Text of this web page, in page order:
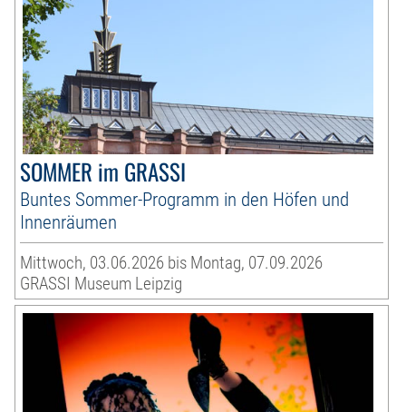
SOMMER im GRASSI
Buntes Sommer-Programm in den Höfen und
Innenräumen
Mittwoch, 03.06.2026 bis Montag, 07.09.2026
GRASSI Museum Leipzig